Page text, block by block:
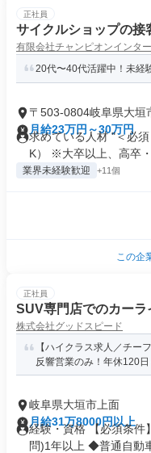
正社員
サイクルショップの接
有限会社チャンピオンインタ
20代〜40代活躍中！未経
〒503-0804岐阜県大垣
月給23万円～30万円
求めている人材 "＜必
K） ※大卒以上、高卒・
業界未経験歓迎 +11個
この企
正社員
SUV専門店でのカー
株式会社グッドスピード
【ハイクラス求人／チー
反響営業のみ！年休120日
岐阜県大垣市上面
月給31万8000円以上
経験・資格 【必須
問)1年以上 ◆普通自動